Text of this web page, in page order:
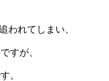
われてしまい、
すが、
。